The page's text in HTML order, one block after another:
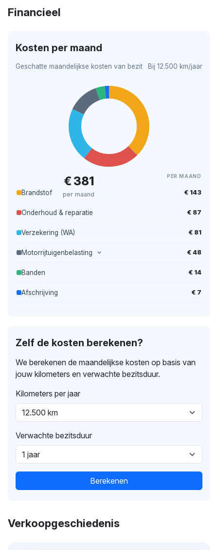
Financieel
Kosten per maand
Geschatte maandelijkse kosten van bezit Bij 12.500 km/jaar
€ 381
per maand
PER MAAND
Brandstof € 143
Onderhoud & reparatie € 87
Verzekering (WA) € 81
Motorrijtuigenbelasting € 48
Banden € 14
Afschrijving € 7
Zelf de kosten berekenen?
We berekenen de maandelijkse kosten op basis van
jouw kilometers en verwachte bezitsduur.
Kilometers per jaar
Verwachte bezitsduur
Berekenen
Verkoopgeschiedenis